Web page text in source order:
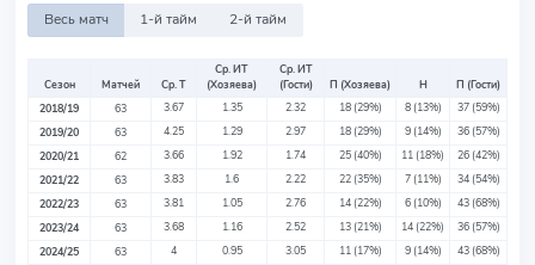
Весь матч 1-й тайм 2-й тайм
Сезон Матчей Ср. Т
Ср. ИТ
(Хозяева)
Ср. ИТ
(Гости)
П (Хозяева) Н
П (Гости)
2018/19
63 3.67 1.35 2.32 18 (29%) 8 (13%) 37 (59%)
2019/20
63 4.25 1.29 2.97 18 (29%) 9 (14%) 36 (57%)
2020/21
62 3.66 1.92 1.74 25 (40%) 11 (18%) 26 (42%)
2021/22
63 3.83 1.6 2.22 22 (35%) 7 (11%) 34 (54%)
2022/23
63 3.81 1.05 2.76 14 (22%) 6 (10%) 43 (68%)
2023/24
63 3.68 1.16 2.52 13 (21%) 14 (22%) 36 (57%)
2024/25
63 4 0.95 3.05 11 (17%) 9 (14%) 43 (68%)